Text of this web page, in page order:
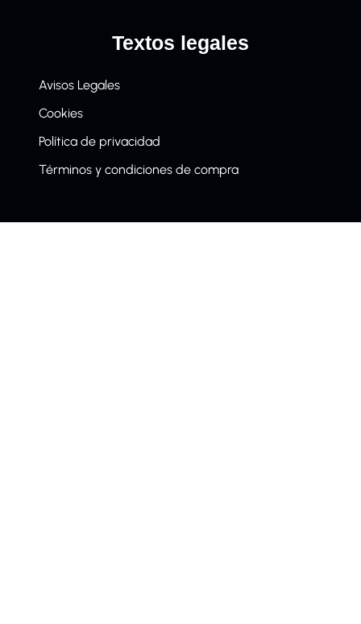
Textos legales
Avisos Legales
Cookies
Política de privacidad
Términos y condiciones de compra